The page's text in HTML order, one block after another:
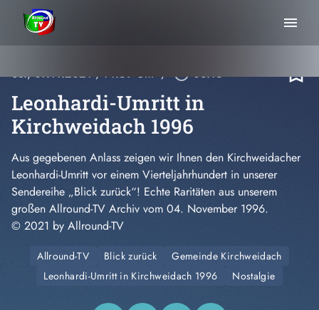
menu
So., 07.11.2021, 14:59 Uhr / play_circle_outline03:13 bookmark_border
Leonhardi-Umritt in
Kirchweidach 1996
Aus gegebenen Anlass zeigen wir Ihnen den Kirchweidacher
Leonhardi-Umritt vor einem Vierteljahrhundert in unserer
Sendereihe „Blick zurück“! Echte Raritäten aus unserem
großen Allround-TV Archiv vom 04. November 1996.
© 2021 by Allround-TV
Allround-TV Blick zurück
Gemeinde Kirchweidach
Leonhardi-Umritt in Kirchweidach 1996
Nostalgie